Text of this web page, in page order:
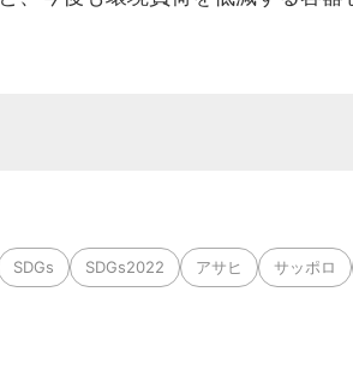
SDGs SDGs2022 アサヒ サッポロ